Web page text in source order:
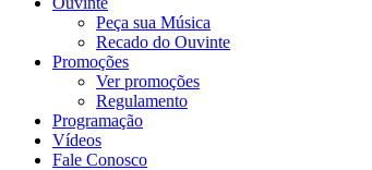
Peça sua Música
Recado do Ouvinte
Promoções
Ver promoções
Regulamento
Programação
Vídeos
Fale Conosco